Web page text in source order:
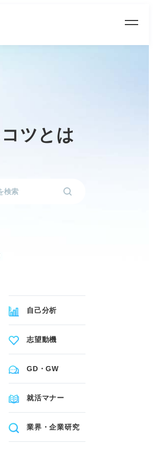
ツとは
自己分析
志望動機
GD・GW
就活マナー
業界・企業研究